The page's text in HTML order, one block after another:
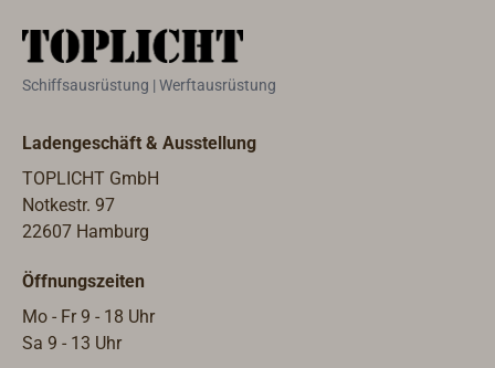
Schiffsausrüstung | Werftausrüstung
Ladengeschäft & Ausstellung
TOPLICHT GmbH
Notkestr. 97
22607 Hamburg
Öffnungszeiten
Mo - Fr 9 - 18 Uhr
Sa 9 - 13 Uhr